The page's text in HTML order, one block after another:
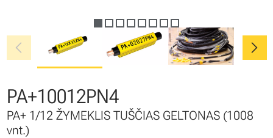
chevron_left chevron_right
PA+10012PN4
PA+ 1/12 ŽYMEKLIS TUŠČIAS GELTONAS (1008
vnt.)